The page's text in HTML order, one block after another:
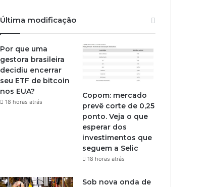
Última modificação
Por que uma
gestora brasileira
decidiu encerrar
seu ETF de bitcoin
nos EUA?
18 horas atrás
Copom: mercado
prevê corte de 0,25
ponto. Veja o que
esperar dos
investimentos que
seguem a Selic
18 horas atrás
Sob nova onda de